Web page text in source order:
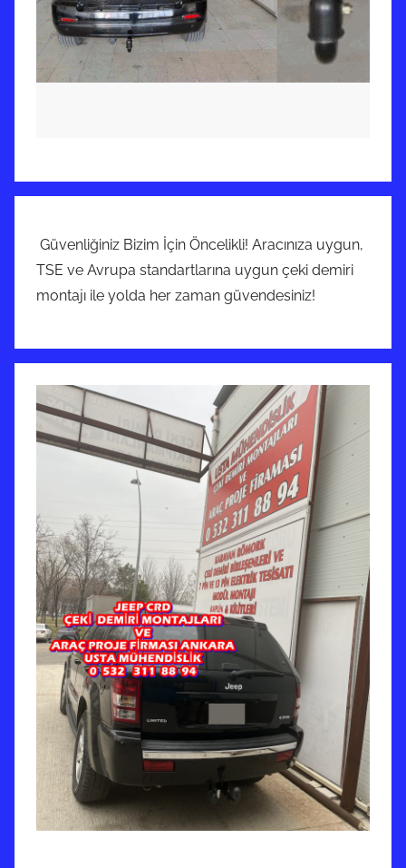
Güvenliğiniz Bizim İçin Öncelikli! Aracınıza uygun,
TSE ve Avrupa standartlarına uygun çeki demiri
montajı ile yolda her zaman güvendesiniz!